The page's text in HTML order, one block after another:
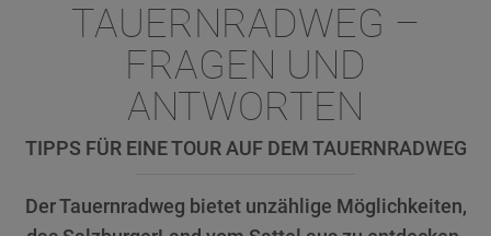
TAUERNRADWEG –
FRAGEN UND
ANTWORTEN
TIPPS FÜR EINE TOUR AUF DEM TAUERNRADWEG
Der Tauernradweg bietet unzählige Möglichkeiten,